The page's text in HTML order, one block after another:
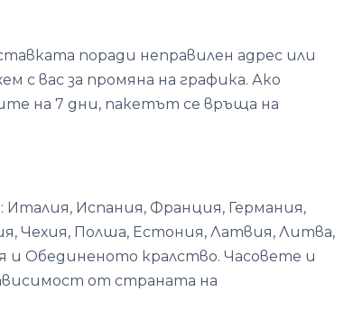
поради неправилен адрес или
с вас за промяна на графика. Ако
на 7 дни, пакетът се връща на
Испания, Франция, Германия,
Чехия, Полша, Естония, Латвия, Литва,
и Обединеното кралство. Часовете и
от страната на